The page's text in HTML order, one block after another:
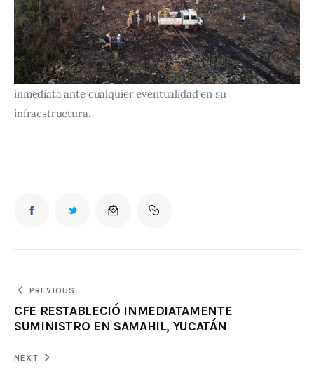
inmediata ante cualquier eventualidad en su
infraestructura.
PREVIOUS
CFE RESTABLECIÓ INMEDIATAMENTE
SUMINISTRO EN SAMAHIL, YUCATÁN
NEXT